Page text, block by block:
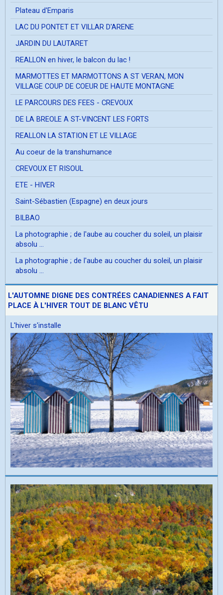
Plateau d'Emparis
LAC DU PONTET ET VILLAR D'ARENE
JARDIN DU LAUTARET
REALLON en hiver, le balcon du lac !
MARMOTTES ET MARMOTTONS A ST VERAN, MON
VILLAGE COUP DE COEUR DE HAUTE MONTAGNE
LE PARCOURS DES FEES - CREVOUX
DE LA BREOLE A ST-VINCENT LES FORTS
REALLON LA STATION ET LE VILLAGE
Au coeur de la transhumance
CREVOUX ET RISOUL
ETE - HIVER
Saint-Sébastien (Espagne) en deux jours
BILBAO
La photographie ; de l'aube au coucher du soleil, un plaisir
absolu ...
La photographie ; de l'aube au coucher du soleil, un plaisir
absolu ...
L'AUTOMNE DIGNE DES CONTRÉES CANADIENNES A FAIT
PLACE À L'HIVER TOUT DE BLANC VÊTU
L'hiver s'installe